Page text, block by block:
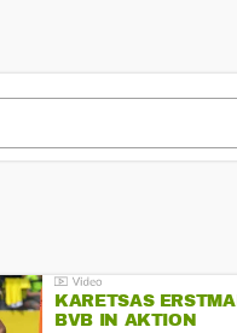
KARETSAS
BVB IN AKTION